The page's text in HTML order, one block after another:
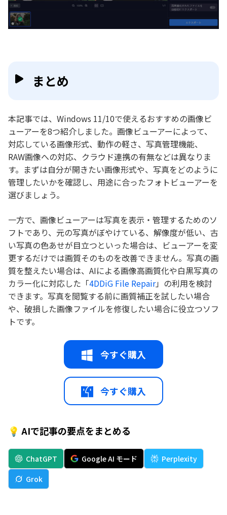
まとめ
本記事では、Windows 11/10で使えるおすすめの画像ビ
ューアーを8つ紹介しました。画像ビューアーによって、
対応している画像形式、動作の軽さ、写真管理機能、
RAW画像への対応、クラウド連携の有無などは異なりま
す。まずは自分が開きたい画像形式や、写真をどのように
管理したいかを確認し、用途に合ったフォトビューアーを
選びましょう。
一方で、画像ビューアーは写真を表示・管理するためのソ
フトであり、元の写真がぼやけている、解像度が低い、古
い写真の色あせが目立つといった場合は、ビューアーを変
更するだけでは画質そのものを改善できません。写真の画
質を整えたい場合は、AIによる画像高画質化や白黒写真の
カラー化に対応した「4DDiG File Repair」の利用を検討
できます。写真を閲覧する前に画質補正を試したい場合
や、破損した画像ファイルを修復したい場合に役立つソフ
トです。
今すぐ購入
今すぐ購入
💡 AIで記事の要点をまとめる
ChatGPT Google AI モード
Perplexity
Grok